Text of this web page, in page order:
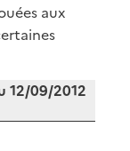
aux
12/09/2012